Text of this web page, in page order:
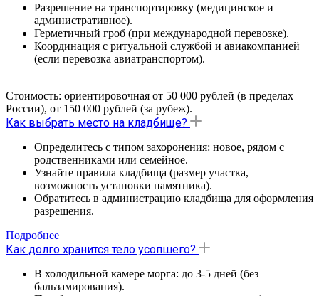
Разрешение на транспортировку (медицинское и
административное).
Герметичный гроб (при международной перевозке).
Координация с ритуальной службой и авиакомпанией
(если перевозка авиатранспортом).
Стоимость: ориентировочная от 50 000 рублей (в пределах
России), от 150 000 рублей (за рубеж).
Как выбрать место на кладбище?
Определитесь с типом захоронения: новое, рядом с
родственниками или семейное.
Узнайте правила кладбища (размер участка,
возможность установки памятника).
Обратитесь в администрацию кладбища для оформления
разрешения.
Подробнее
Как долго хранится тело усопшего?
В холодильной камере морга: до 3-5 дней (без
бальзамирования).